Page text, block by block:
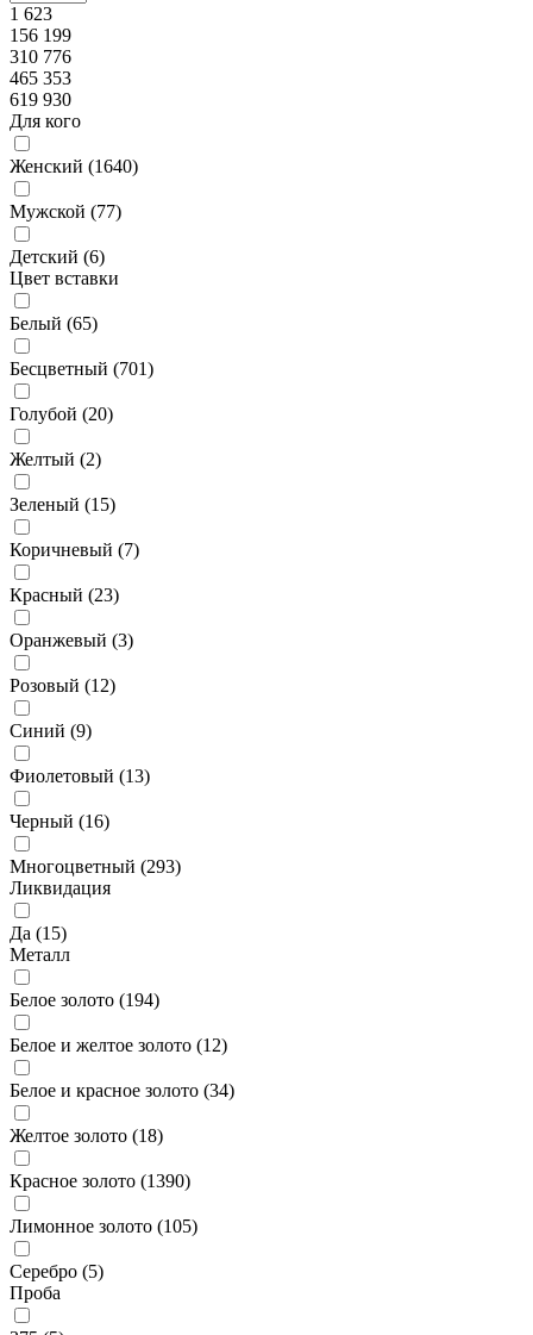
1 623
156 199
310 776
465 353
619 930
Для кого
Женский (1640)
Мужской (77)
Детский (6)
Цвет вставки
Белый (65)
Бесцветный (701)
Голубой (20)
Желтый (2)
Зеленый (15)
Коричневый (7)
Красный (23)
Оранжевый (3)
Розовый (12)
Синий (9)
Фиолетовый (13)
Черный (16)
Многоцветный (293)
Ликвидация
Да (15)
Металл
Белое золото (194)
Белое и желтое золото (12)
Белое и красное золото (34)
Желтое золото (18)
Красное золото (1390)
Лимонное золото (105)
Серебро (5)
Проба